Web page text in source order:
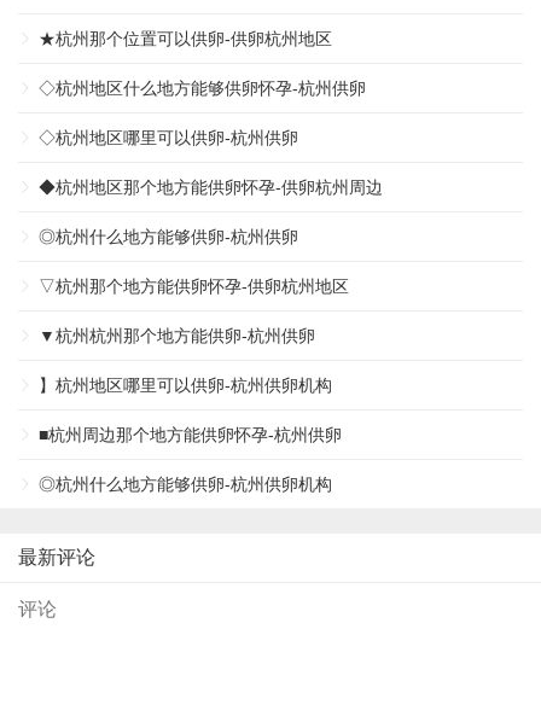
★杭州那个位置可以供卵-供卵杭州地区
◇杭州地区什么地方能够供卵怀孕-杭州供卵
◇杭州地区哪里可以供卵-杭州供卵
◆杭州地区那个地方能供卵怀孕-供卵杭州周边
◎杭州什么地方能够供卵-杭州供卵
▽杭州那个地方能供卵怀孕-供卵杭州地区
▼杭州杭州那个地方能供卵-杭州供卵
】杭州地区哪里可以供卵-杭州供卵机构
■杭州周边那个地方能供卵怀孕-杭州供卵
◎杭州什么地方能够供卵-杭州供卵机构
最新评论